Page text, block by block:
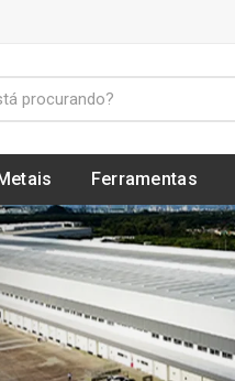
Ferramentas